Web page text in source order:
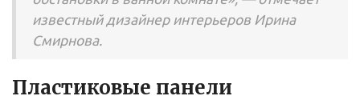
известный дизайнер интерьеров Ирина
Смирнова.
Пластиковые панели